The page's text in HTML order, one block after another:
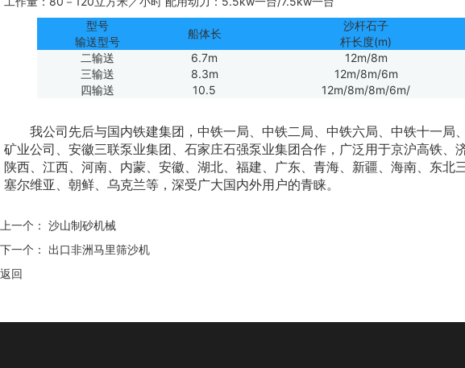
型号
输送型号
船体长
沙杆石子
杆长度(m)
二输送
6.7m 12m/8m
三输送
8.3m 12m/8m/6m
四输送
10.5 12m/8m/8m/6m/
我公司先后与国内铁建集团，中铁一局、中铁二局、中铁六局、中铁十一局
矿业公司、安徽三联泵业集团、石家庄石强泵业集团合作，广泛用于京沪高铁
陕西、江西、河南、内蒙、安徽、湖北、福建、广东、青海、新疆、海南、东
塞尔维亚、朝鲜、乌克兰等，深受广大国内外用户的青睐。
上一个： 沙山制砂机械
下一个：
出口非洲马里筛沙机
返回